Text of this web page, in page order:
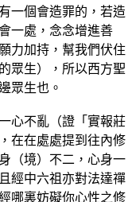
一個會造罪的，若造
一處，念念增進善
力加持，幫我們伏住
眾生），所以西方聖
眾生也。
心不亂（證「實報莊
在在處處提到往內修
（境）不二，心身一
經中六祖亦對法達禪
哪裏妨礙你心性之修